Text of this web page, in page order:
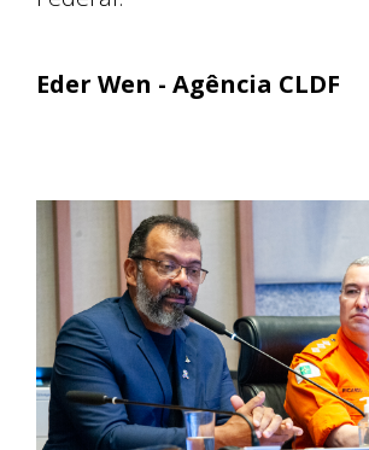
Eder Wen - Agência CLDF